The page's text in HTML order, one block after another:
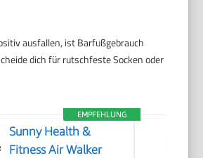
ausfallen, ist Barfußgebrauch
dich für rutschfeste Socken oder
EMPFEHLUNG
Sunny Health &
Fitness Air Walker